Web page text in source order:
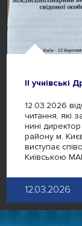
ІІ учнівські
12.03.2026
читання, які
нині
району м.
виступає
Київською
12.03.2026